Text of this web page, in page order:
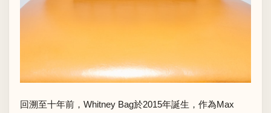
回溯至十年前，Whitney Bag於2015年誕生，作為Max